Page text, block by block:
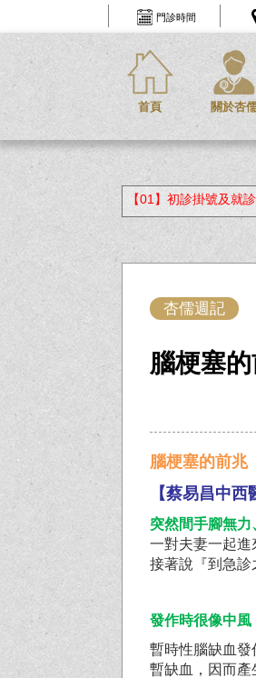
門診時間
首頁 關於杏
【01】初診掛號及就
杏儒週記
腦梗塞
腦梗塞的前兆
【蔡易昌中西
突然間手腳無
一對夫妻一起
接著說『到急診
發作時很像中
暫時性腦缺血
暫缺血，因而